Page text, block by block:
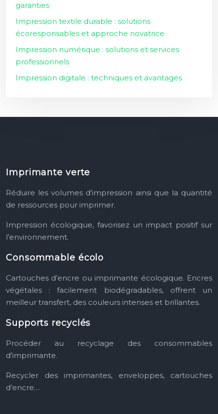
garanties
Impression textile durable : solutions
écoresponsables et approche novatrice
Impression numérique : solutions et services
professionnels
Impression digitale : techniques et avantages
Imprimante verte
Réduire les volumes d’impression ainsi que la quantité
de ressources pour imprimer.
Impression écologique, favorisez un impact positif sur
l’environnement.
Consommable écolo
Cartouches d’encre ou imprimante écologique. Encres
végétales : facilement biodégradables, offrent un
meilleur transfert, des couleurs intenses et brillantes.
Supports recyclés
Procéder au recyclage des consommables
d’imprimante.
Recycler des imprimantes, enveloppes, cartouches
d’encre…